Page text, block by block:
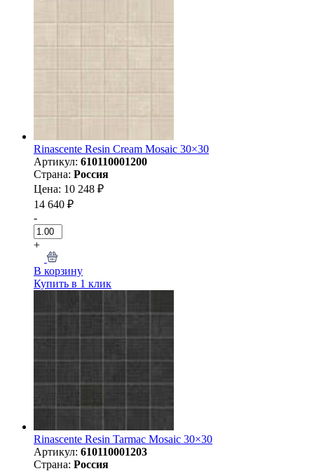
Rinascente Resin Cream Mosaic 30×30
Артикул: 610110001200
Страна: Россия
Цена: 10 248 ₽
14 640 ₽
-
+
В корзину
Купить в 1 клик
Rinascente Resin Tarmac Mosaic 30×30
Артикул: 610110001203
Страна: Россия